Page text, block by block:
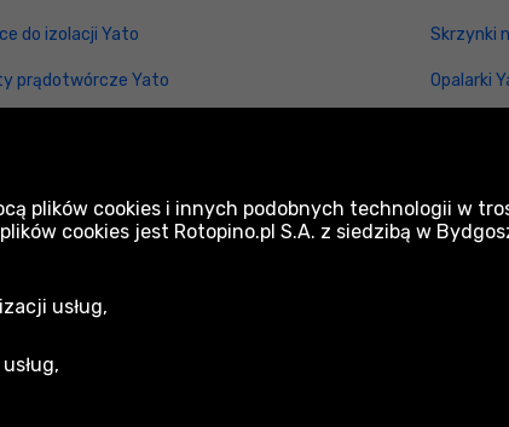
do izolacji Yato
prądotwórcze Yato
Yato
Skrzynki
Opalarki
plików cookies i innych podobnych technologii w
cookies jest Rotopino.pl S.A. z siedzibą w
usług,